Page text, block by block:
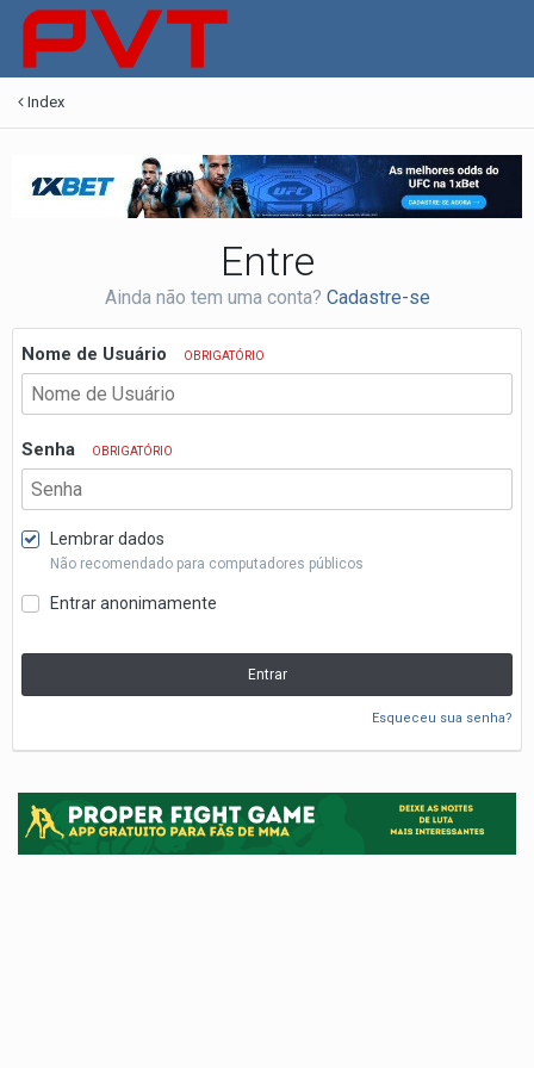
Index
Entre
Ainda não tem uma conta? Cadastre-se
Nome de Usuário OBRIGATÓRIO
Senha OBRIGATÓRIO
Lembrar dados
Não recomendado para computadores públicos
Entrar anonimamente
Entrar
Esqueceu sua senha?